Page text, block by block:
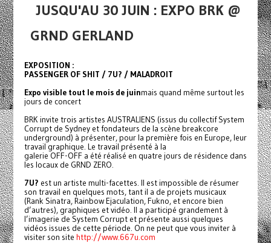
JUSQU'AU 30 JUIN : EXPO BRK @
GRND GERLAND
EXPOSITION :
PASSENGER OF SHIT / 7U? / MALADROIT
Expo visible tout le mois de juinmais quand même surtout les
jours de concert
BRK invite trois artistes AUSTRALIENS (issus du collectif System
Corrupt de Sydney et fondateurs de la scène breakcore
underground) à présenter, pour la première fois en Europe, leur
travail graphique. Le travail présenté à la
galerie OFF-OFF a été réalisé en quatre jours de résidence dans
les locaux de GRND ZERO.
7U? est un artiste multi-facettes. Il est impossible de résumer
son travail en quelques mots, tant il a de projets musicaux
(Rank Sinatra, Rainbow Ejaculation, Fukno, et encore bien
d’autres), graphiques et vidéo. Il a participé grandement à
l’imagerie de System Corrupt et présente aussi quelques
vidéos issues de cette période. On ne peut que vous inviter à
visiter son site http://www.667u.com